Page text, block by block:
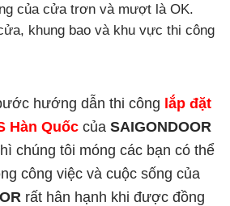
của cửa trơn và mượt là OK.
khung bao và khu vực thi công
hướng dẫn thi công lắp đặt
Hàn Quốc của SAIGONDOOR
chúng tôi móng các bạn có thể
công việc và cuộc sống của
rất hân hạnh khi được đồng